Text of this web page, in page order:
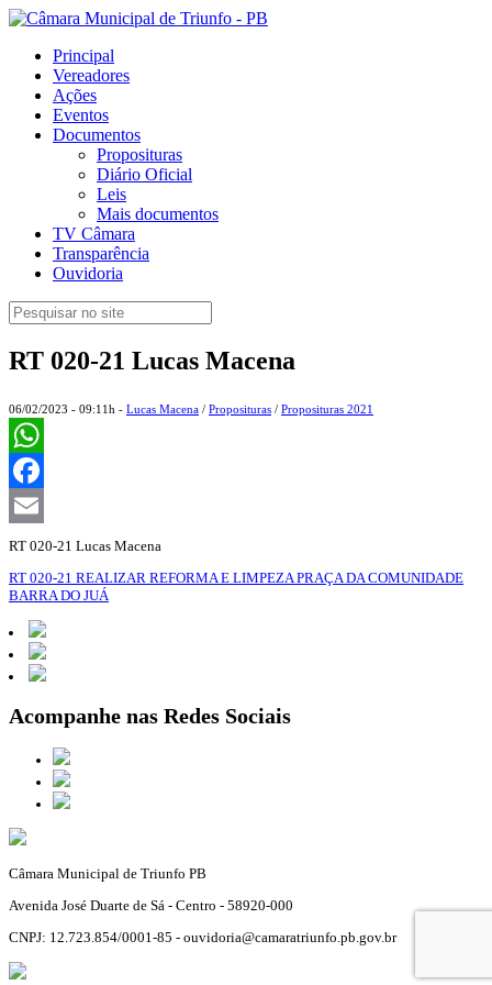
Principal
Vereadores
Ações
Eventos
Documentos
Proposituras
Diário Oficial
Leis
Mais documentos
TV Câmara
Transparência
Ouvidoria
RT 020-21 Lucas Macena
06/02/2023 - 09:11h - Lucas Macena / Proposituras / Proposituras 2021
WhatsApp
Facebook
Email
RT 020-21 Lucas Macena
RT 020-21 REALIZAR REFORMA E LIMPEZA PRAÇA DA COMUNIDADE
BARRA DO JUÁ
Acompanhe nas Redes Sociais
Câmara Municipal de Triunfo PB
Avenida José Duarte de Sá - Centro - 58920-000
CNPJ: 12.723.854/0001-85 - ouvidoria@camaratriunfo.pb.gov.br